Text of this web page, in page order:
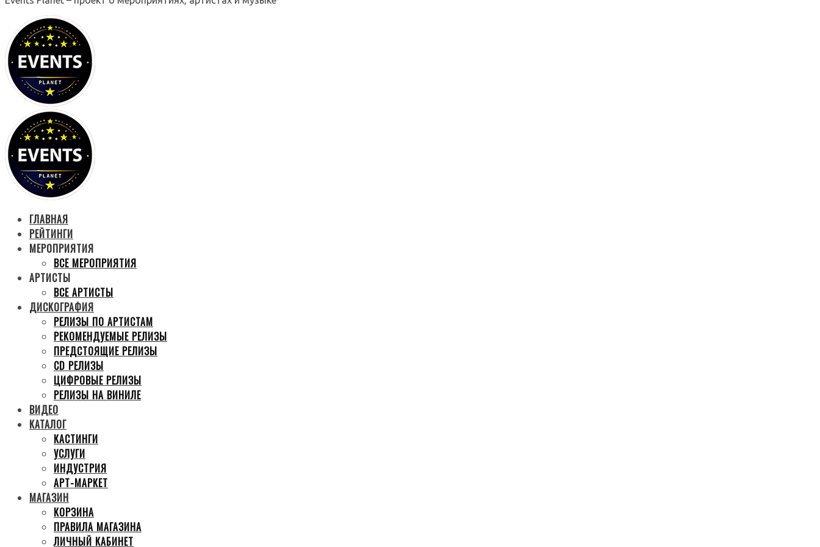
ГЛАВНАЯ
РЕЙТИНГИ
МЕРОПРИЯТИЯ
ВСЕ МЕРОПРИЯТИЯ
АРТИСТЫ
ВСЕ АРТИСТЫ
ДИСКОГРАФИЯ
РЕЛИЗЫ ПО АРТИСТАМ
РЕКОМЕНДУЕМЫЕ РЕЛИЗЫ
ПРЕДСТОЯЩИЕ РЕЛИЗЫ
CD РЕЛИЗЫ
ЦИФРОВЫЕ РЕЛИЗЫ
РЕЛИЗЫ НА ВИНИЛЕ
ВИДЕО
КАТАЛОГ
КАСТИНГИ
УСЛУГИ
ИНДУСТРИЯ
АРТ-МАРКЕТ
МАГАЗИН
КОРЗИНА
ПРАВИЛА МАГАЗИНА
ЛИЧНЫЙ КАБИНЕТ